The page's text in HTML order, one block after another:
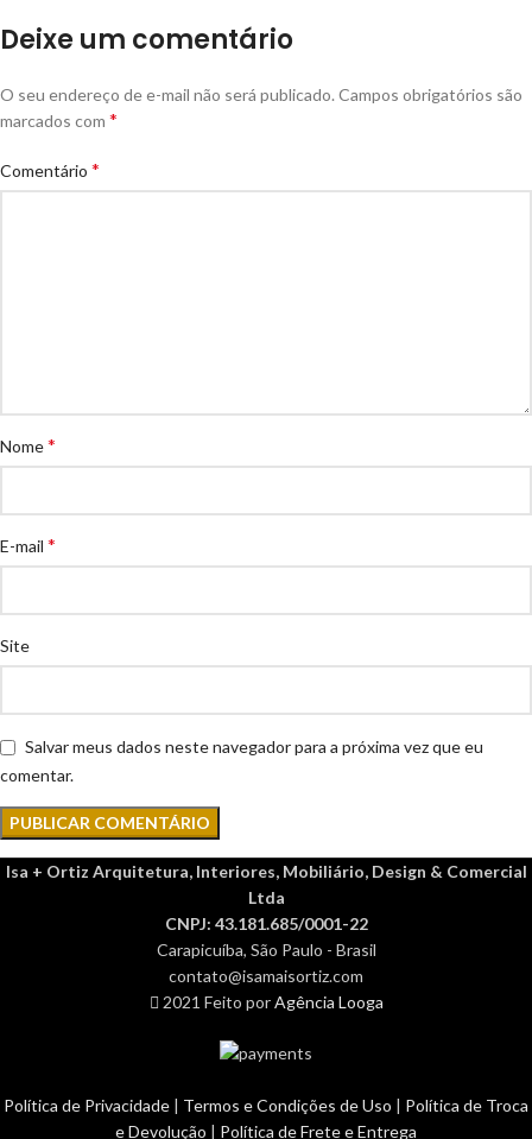
Deixe um comentário
O seu endereço de e-mail não será publicado. Campos obrigatórios são
marcados com *
Comentário *
Nome*
E-mail *
Site
Salvar meus dados neste navegador para a próxima vez que eu
comentar.
Isa + Ortiz Arquitetura, Interiores, Mobiliário, Design & Comercial
Ltda
CNPJ: 43.181.685/0001-22
Carapicuíba, São Paulo - Brasil
contato@isamaisortiz.com
2021 Feito porAgência Looga
Política de Privacidade | Termos e Condições de Uso | Política de Troca
e Devolução | Política de Frete e Entrega